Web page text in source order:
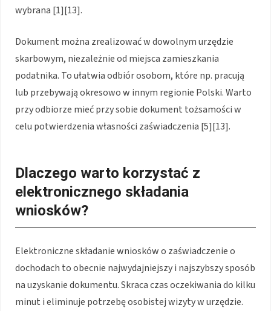
wybrana [1][13].
Dokument można zrealizować w dowolnym urzędzie
skarbowym, niezależnie od miejsca zamieszkania
podatnika. To ułatwia odbiór osobom, które np. pracują
lub przebywają okresowo w innym regionie Polski. Warto
przy odbiorze mieć przy sobie dokument tożsamości w
celu potwierdzenia własności zaświadczenia [5][13].
Dlaczego warto korzystać z
elektronicznego składania
wniosków?
Elektroniczne składanie wniosków o zaświadczenie o
dochodach to obecnie najwydajniejszy i najszybszy sposób
na uzyskanie dokumentu. Skraca czas oczekiwania do kilku
minut i eliminuje potrzebę osobistej wizyty w urzędzie.